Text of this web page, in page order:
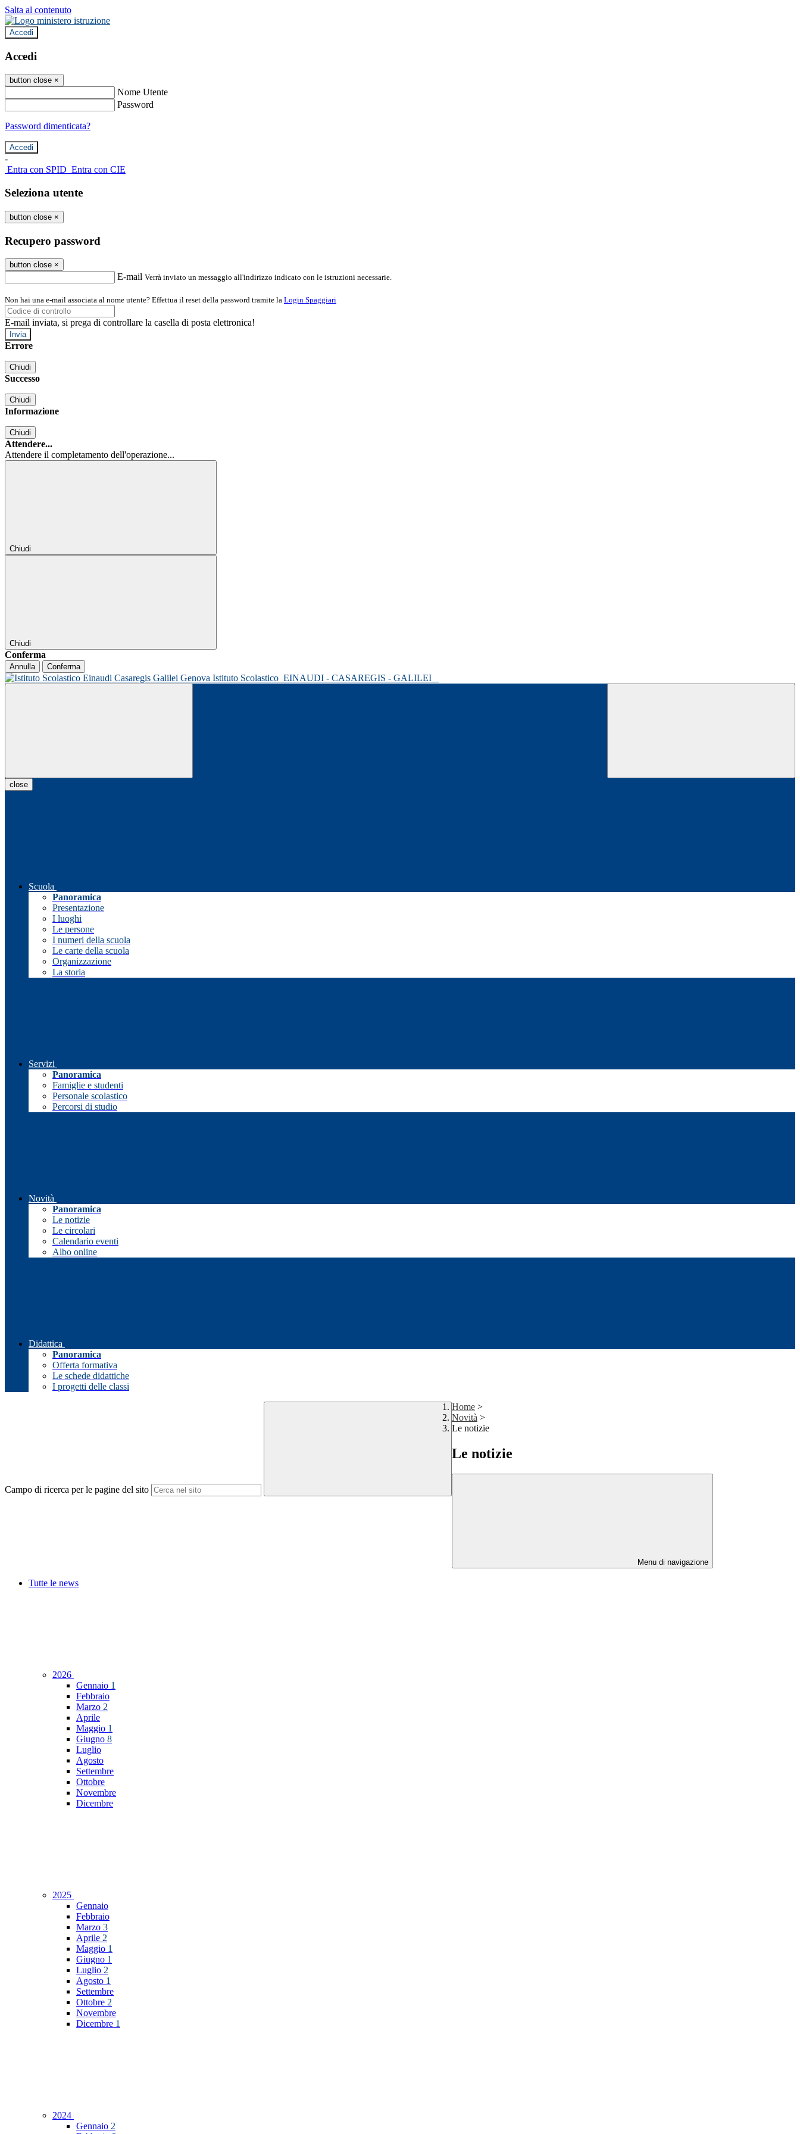
Salta al contenuto
Accedi
Accedi
button close ×
Nome Utente
Password
Password dimenticata?
-
Entra con SPID Entra con CIE
Seleziona utente
button close ×
Recupero password
button close ×
E-mail Verrà inviato un messaggio all'indirizzo indicato con le istruzioni necessarie.
Non hai una e-mail associata al nome utente? Effettua il reset della password tramite la Login Spaggiari
E-mail inviata, si prega di controllare la casella di posta elettronica!
Errore
Chiudi
Successo
Chiudi
Informazione
Chiudi
Attendere...
Attendere il completamento dell'operazione...
Chiudi
Chiudi
Conferma
Annulla Conferma
Istituto Scolastico EINAUDI - CASAREGIS - GALILEI
close
Scuola
Panoramica
Presentazione
I luoghi
Le persone
I numeri della scuola
Le carte della scuola
Organizzazione
La storia
Servizi
Panoramica
Famiglie e studenti
Personale scolastico
Percorsi di studio
Novità
Panoramica
Le notizie
Le circolari
Calendario eventi
Albo online
Didattica
Panoramica
Offerta formativa
Le schede didattiche
I progetti delle classi
Campo di ricerca per le pagine del sito
Home >
Novità >
Le notizie
Le notizie
Menu di navigazione
Tutte le news
2026
Gennaio 1
Febbraio
Marzo 2
Aprile
Maggio 1
Giugno 8
Luglio
Agosto
Settembre
Ottobre
Novembre
Dicembre
2025
Gennaio
Febbraio
Marzo 3
Aprile 2
Maggio 1
Giugno 1
Luglio 2
Agosto 1
Settembre
Ottobre 2
Novembre
Dicembre 1
2024
Gennaio 2